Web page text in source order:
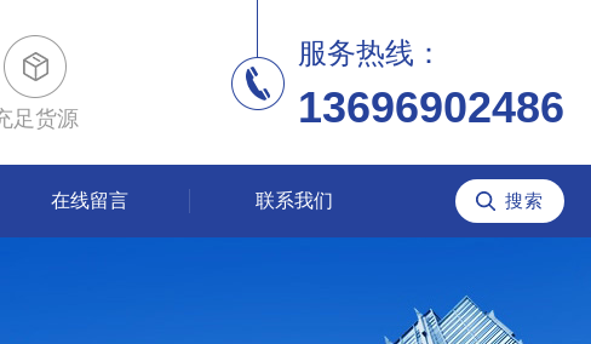
足货源
服务热线：
13696902486
在线留言 联系我们